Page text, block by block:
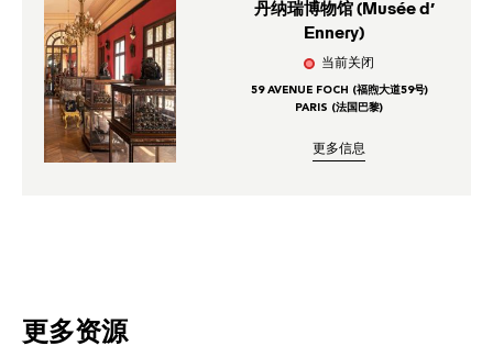
丹纳瑞博物馆 (Musée d’
Ennery)
当前关闭
59 AVENUE FOCH (福煦大道59号)
PARIS (法国巴黎)
更多信息
更多资源